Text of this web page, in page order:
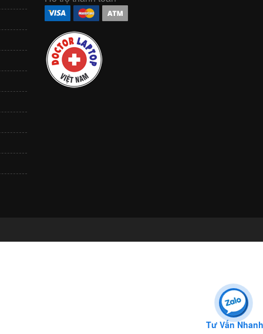
Tư Vấn Nhanh